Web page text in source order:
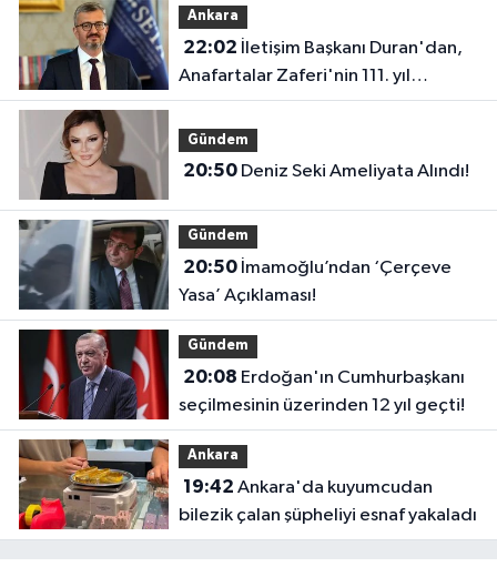
Ankara
22:02
Anafartalar Zaferi'nin 111. yıl
dönümü paylaşımı!
Gündem
20:50 Deniz Seki Ameliyata Alındı!
Gündem
20:50İmamoğlu’ndan ‘Çerçeve
Yasa’ Açıklaması!
Gündem
20:08
seçilmesinin üzerinden 12 yıl geçti!
Ankara
19:42
bilezik çalan şüpheliyi esnaf yakaladı